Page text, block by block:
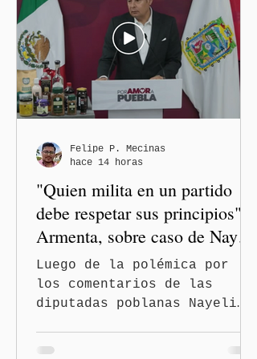
"Quien milita en un partido
debe respetar sus principios":
Armenta, sobre caso de Nayeli
Salvatori y Graciela Palomares
Luego de la polémica por
los comentarios de las
diputadas poblanas Nayeli
Felipe P. Mecinas
hace 14 horas